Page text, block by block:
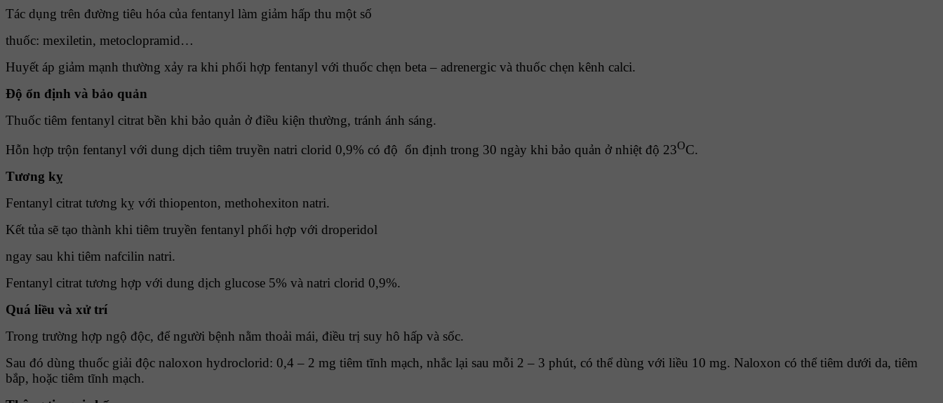
Tác dụng trên đường tiêu hóa của fentanyl làm giảm hấp thu một số
thuốc: mexiletin, metoclopramid…
Huyết áp giảm mạnh thường xảy ra khi phối hợp fentanyl với thuốc chẹn beta – adrenergic và thuốc chẹn kênh calci.
Ðộ ổn định và bảo quản
Thuốc tiêm fentanyl citrat bền khi bảo quản ở điều kiện thường, tránh ánh sáng.
Hỗn hợp trộn fentanyl với dung dịch tiêm truyền natri clorid 0,9% có độ ổn định trong 30 ngày khi bảo quản ở nhiệt độ 23OC.
Tương kỵ
Fentanyl citrat tương kỵ với thiopenton, methohexiton natri.
Kết tủa sẽ tạo thành khi tiêm truyền fentanyl phối hợp với droperidol
ngay sau khi tiêm nafcilin natri.
Fentanyl citrat tương hợp với dung dịch glucose 5% và natri clorid 0,9%.
Quá liều và xử trí
Trong trường hợp ngộ độc, để người bệnh nằm thoải mái, điều trị suy hô hấp và sốc.
Sau đó dùng thuốc giải độc naloxon hydroclorid: 0,4 – 2 mg tiêm tĩnh mạch, nhắc lại sau mỗi 2 – 3 phút, có thể dùng với liều 10 mg. Naloxon có thể tiêm dưới da, tiêm
bắp, hoặc tiêm tĩnh mạch.